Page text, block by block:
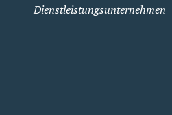
Dienstleistungsunternehmen